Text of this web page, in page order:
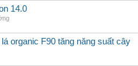
14.0
organic F90 tăng năng suất cây